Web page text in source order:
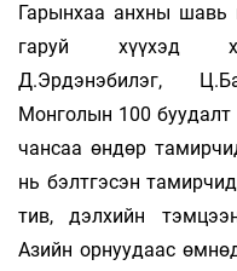
Гарынхаа анхны шавь
гаруй хүүхэд
Д.Эрдэнэбилэг,
Монголын 100
чансаа өндөр
нь бэлтгэсэн
тив, дэлхийн
Азийн орнуудаас